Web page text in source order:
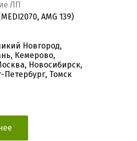
ЛП
AMG 139)
Новгород,
Кемерово,
Новосибирск,
Петербург, Томск